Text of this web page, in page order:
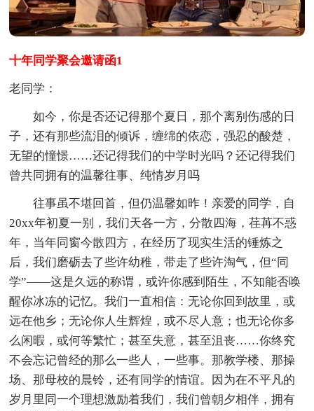
十年同学聚会邀请函1
老同学：
如今，你是否还记得那个夏日，那个离别伤感的日
子，还有那些流泪的倾诉，缠绵的依恋，强忍的酸楚，
无望的憧憬……还记得我们的中学时光吗？还记得我们
曾共同拥有的温馨往事、纯情岁月吗
往事虽不堪回首，但仍温馨如昨！亲爱的同学，自
20xx年初夏一别，我们天各一方，分散四海，荏苒不惑
年，当年同窗今散四方，在经历了现实生活的锤炼之
后，我们磨砺去了些许幼稚，带走了些许淘气，但“同
学”——这是久远的称谓，或许你感到陌生，不知能否唤
醒你冰冻的记忆。我们一直相信：无论你回到故里，或
远在他乡；无论你人生辉煌，或不尽人意；也无论你多
么闲暇，或何等繁忙；甚至失意，甚至沮丧……你终究
不会忘记曾经的那么一些人，一些事。那教学楼、那操
场、那母校的晨铃，还有同学的情谊。因为在不平凡的
岁月里同一个理想激励着我们，我们曾朝夕相伴，拥有